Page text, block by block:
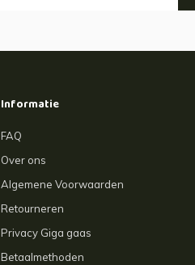
Informatie
FAQ
Over ons
Algemene Voorwaarden
Retourneren
Privacy Giga gaas
Betaalmethoden